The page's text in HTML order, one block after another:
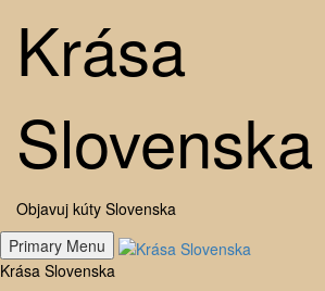
Krása
Slovenska
Objavuj kúty Slovenska
Primary Menu
Krása Slovenska